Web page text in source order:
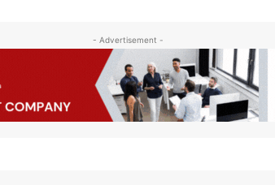
- Advertisement -